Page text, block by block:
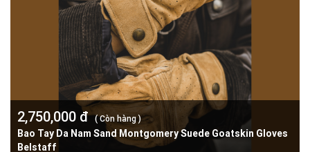
2,750,000 đ( Còn hàng )
Bao Tay Da Nam Sand Montgomery Suede Goatskin Gloves
Belstaff